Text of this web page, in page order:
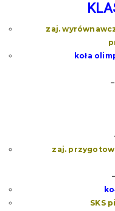
zaj.
koła
–
zaj.
–
SKS